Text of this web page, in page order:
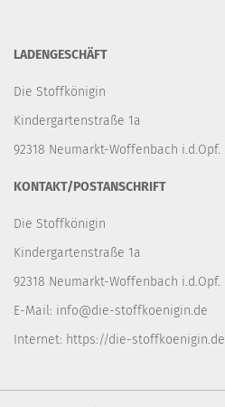
LADENGESCHÄFT
Die Stoffkönigin
Kindergartenstraße 1a
92318 Neumarkt-Woffenbach i.d.Opf.
KONTAKT/POSTANSCHRIFT
Die Stoffkönigin
Kindergartenstraße 1a
92318 Neumarkt-Woffenbach i.d.Opf.
E-Mail: info@die-stoffkoenigin.de
Internet: https://die-stoffkoenigin.de